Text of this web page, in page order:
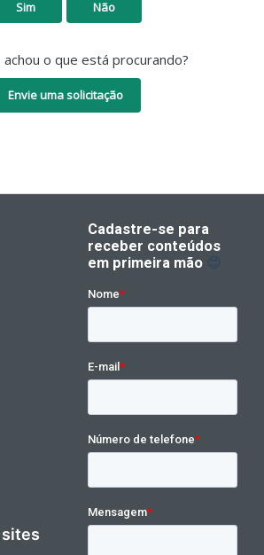
Sim Não
achou o que está procurando?
Envie uma solicitação